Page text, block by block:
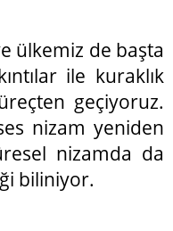
ülkemiz de başta
ile kuraklık
geçiyoruz.
nizam yeniden
nizamda da
biliniyor.